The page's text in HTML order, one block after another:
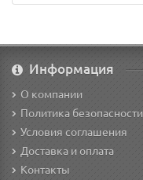
Информация
О компании
Политика безопасности
Условия соглашения
Доставка и оплата
Контакты